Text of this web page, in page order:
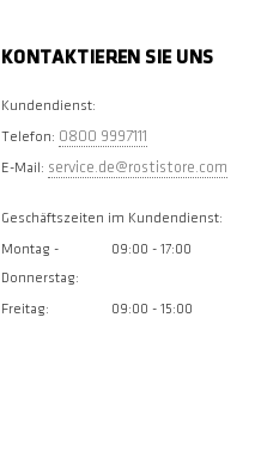
KONTAKTIEREN SIE UNS
Kundendienst:
Telefon: 0800 9997111
E-Mail: service.de@rostistore.com
Geschäftszeiten im Kundendienst:
Montag -
Donnerstag:
09:00 - 17:00
Freitag: 09:00 - 15:00